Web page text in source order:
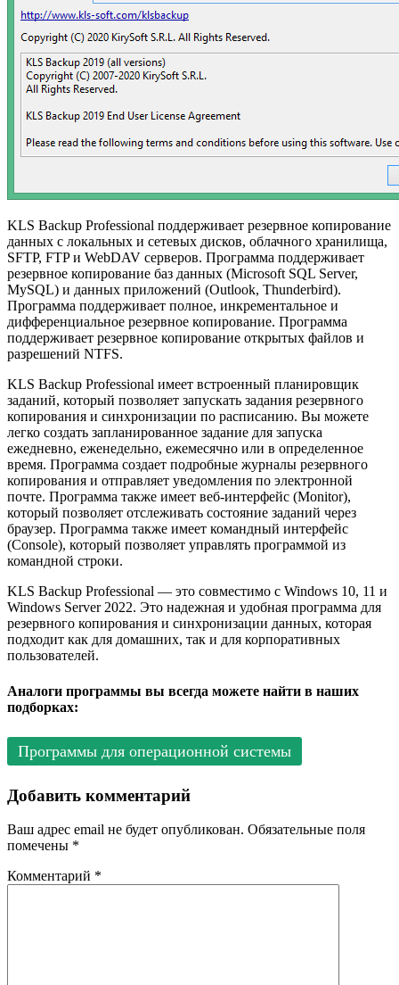
KLS Backup Professional поддерживает резервное копирование
данных с локальных и сетевых дисков, облачного хранилища,
SFTP, FTP и WebDAV серверов. Программа поддерживает
резервное копирование баз данных (Microsoft SQL Server,
MySQL) и данных приложений (Outlook, Thunderbird).
Программа поддерживает полное, инкрементальное и
дифференциальное резервное копирование. Программа
поддерживает резервное копирование открытых файлов и
разрешений NTFS.
KLS Backup Professional имеет встроенный планировщик
заданий, который позволяет запускать задания резервного
копирования и синхронизации по расписанию. Вы можете
легко создать запланированное задание для запуска
ежедневно, еженедельно, ежемесячно или в определенное
время. Программа создает подробные журналы резервного
копирования и отправляет уведомления по электронной
почте. Программа также имеет веб-интерфейс (Monitor),
который позволяет отслеживать состояние заданий через
браузер. Программа также имеет командный интерфейс
(Console), который позволяет управлять программой из
командной строки.
KLS Backup Professional — это совместимо с Windows 10, 11 и
Windows Server 2022. Это надежная и удобная программа для
резервного копирования и синхронизации данных, которая
подходит как для домашних, так и для корпоративных
пользователей.
Аналоги программы вы всегда можете найти в наших
подборках:
Программы для операционной системы
Добавить комментарий
Ваш адрес email не будет опубликован. Обязательные поля
помечены *
Комментарий *